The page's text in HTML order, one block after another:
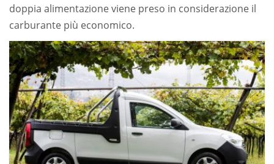
doppia alimentazione viene preso in considerazione il
carburante più economico.